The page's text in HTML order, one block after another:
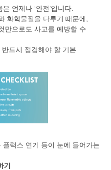
언제나 ‘안전’입니다.
화학물질을 다루기 때문에,
만으로도 사고를 예방할 수
드시 점검해야 할 기본
럭스 연기 등이 눈에 들어가는